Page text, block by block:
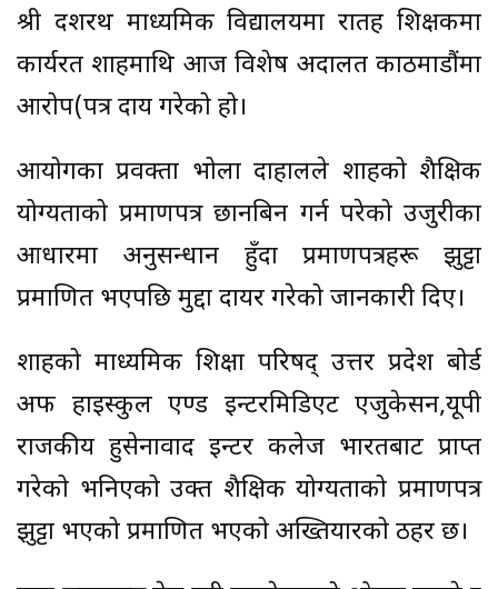
श्री दशरथ माध्यमिक विद्यालयमा रातह शिक्षकमा
कार्यरत शाहमाथि आज विशेष अदालत काठमाडौंमा
आरोप(पत्र दाय गरेको हो।
आयोगका प्रवक्ता भोला दाहालले शाहको शैक्षिक
योग्यताको प्रमाणपत्र छानबिन गर्न परेको उजुरीका
आधारमा अनुसन्धान हुँदा प्रमाणपत्रहरू झुट्टा
प्रमाणित भएपछि मुद्दा दायर गरेको जानकारी दिए।
शाहको माध्यमिक शिक्षा परिषद् उत्तर प्रदेश बोर्ड
अफ हाइस्कुल एण्ड इन्टरमिडिएट एजुकेसन,यूपी
राजकीय हुसेनावाद इन्टर कलेज भारतबाट प्राप्त
गरेको भनिएको उक्त शैक्षिक योग्यताको प्रमाणपत्र
झुट्टा भएको प्रमाणित भएको अख्तियारको ठहर छ।